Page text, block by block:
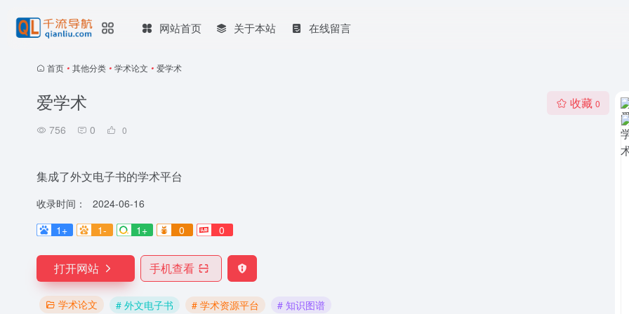
网站首页 关于本站 在线留言
首页 • 其他分类 • 学术论文 • 爱学术
爱学术
756 0 0
收藏 0
集成了外文电子书的学术平台
收录时间：
2024-06-16
1+
1- 1+ 0 0
打开网站 手机查看
学术论文 # 外文电子书 # 学术资源平台 # 知识图谱